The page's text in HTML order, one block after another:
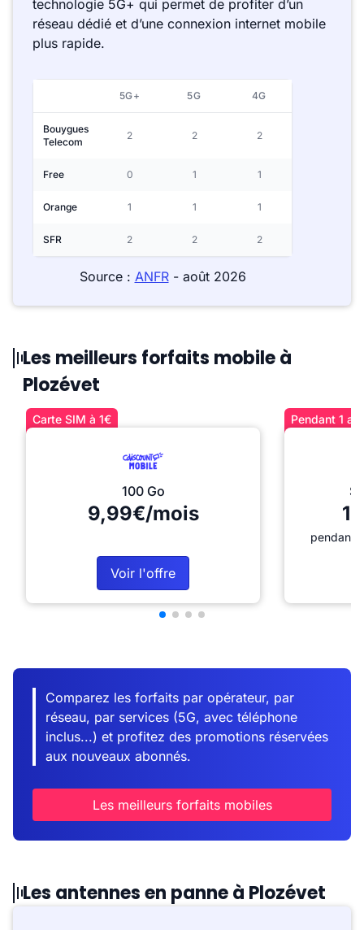
technologie 5G+ qui permet de profiter d’un
réseau dédié et d’une connexion internet mobile
plus rapide.
5G+ 5G 4G
Bouygues
Telecom
2 2 2
Free 0 1 1
Orange 1 1 1
SFR 2 2 2
Source : ANFR- août 2026
Les meilleurs forfaits mobile à
Plozévet
Carte SIM à 1€
100 Go
9,99€/mois
Voir l'offre
Pendant 1
pendant
Comparez les forfaits par opérateur, par
réseau, par services (5G, avec téléphone
inclus...) et profitez des promotions réservées
aux nouveaux abonnés.
Les meilleurs forfaits mobiles
Les antennes en panne à Plozévet